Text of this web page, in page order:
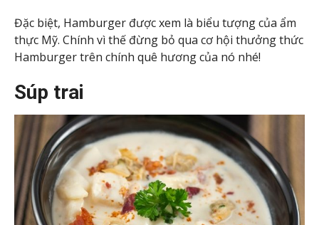
Đặc biệt, Hamburger được xem là biểu tượng của ẩm
thực Mỹ. Chính vì thế đừng bỏ qua cơ hội thưởng thức
Hamburger trên chính quê hương của nó nhé!
Súp trai